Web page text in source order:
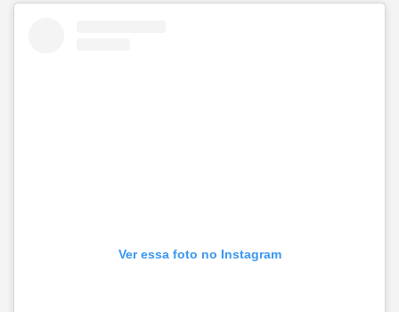
Ver essa foto no Instagram